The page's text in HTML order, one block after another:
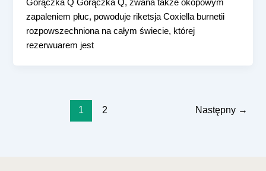
Gorączka Q Gorączka Q, zwana także okopowym
zapaleniem płuc, powoduje riketsja Coxiella burnetii
rozpowszechniona na całym świecie, której
rezerwuarem jest
1 2 Następny →